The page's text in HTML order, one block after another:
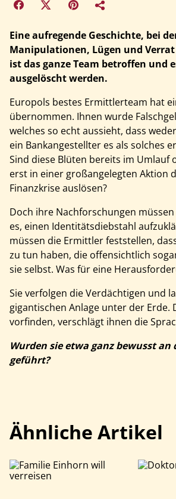
Eine aufregende Geschichte, bei
Manipulationen, Lügen und
ist das ganze Team betroffen und
ausgelöscht werden.
Europols bestes Ermittlerteam hat
übernommen. Ihnen wurde
welches so echt aussieht, dass
ein Bankangestellter es als solches
Sind diese Blüten bereits im Umlauf
erst in einer großangelegten Aktion
Finanzkrise auslösen?
Doch ihre Nachforschungen
es, einen Identitätsdiebstahl
müssen die Ermittler feststellen,
zu tun haben, die offensichtlich
sie selbst. Was für eine
Sie verfolgen die Verdächtigen und
gigantischen Anlage unter der Erde.
vorfinden, verschlägt ihnen die
Wurden sie etwa ganz bewusst an
geführt?
Ähnliche Artikel